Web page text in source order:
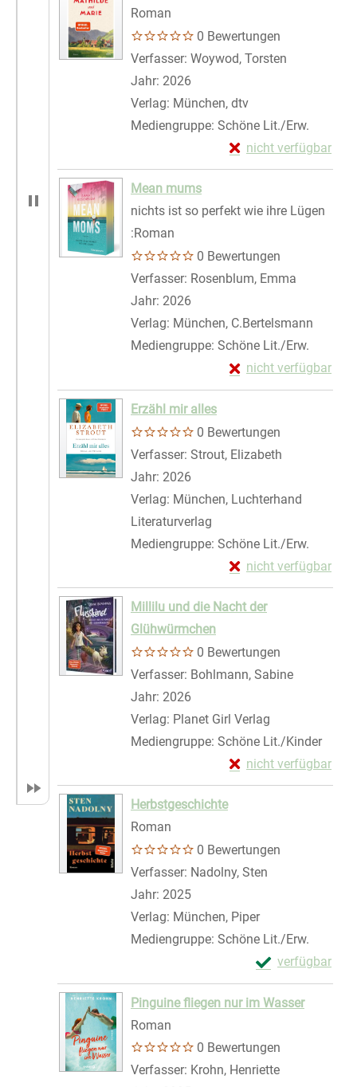
Roman
0 Bewertungen
Verfasser: Woywod, Torsten
Jahr: 2026
Verlag: München, dtv
Mediengruppe: Schöne Lit./Erw.
nicht verfügbar
Exemplar-Details
Zum Download von
Mean mums
nichts ist so perfekt wie ihre Lügen
:Roman
0 Bewertungen
Verfasser: Rosenblum, Emma
Jahr: 2026
Verlag: München, C.Bertelsmann
Mediengruppe: Schöne Lit./Erw.
nicht verfügbar
Exemplar-Details
Zum Download von
Erzähl mir alles
0 Bewertungen
Verfasser: Strout, Elizabeth
Jahr: 2026
Verlag: München, Luchterhand
Literaturverlag
Mediengruppe: Schöne Lit./Erw.
nicht verfügbar
Exemplar-Details
Zum Download von
Millilu und die Nacht der
Glühwürmchen
0 Bewertungen
Verfasser: Bohlmann, Sabine
Jahr: 2026
Verlag: Planet Girl Verlag
Mediengruppe: Schöne Lit./Kinder
nicht verfügbar
Exemplar-Details
Zum Download von
Herbstgeschichte
Roman
0 Bewertungen
Verfasser: Nadolny, Sten
Jahr: 2025
Verlag: München, Piper
Mediengruppe: Schöne Lit./Erw.
verfügbar
Exemplar-
Zum Download
Pinguine fliegen nur im Wasser
Roman
0 Bewertungen
Verfasser: Krohn, Henriette